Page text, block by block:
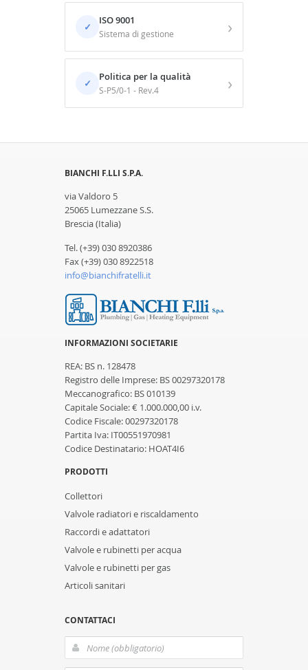
✓
ISO 9001
Sistema di gestione ›
✓
Politica per la qualità
S-P5/0-1 - Rev.4 ›
BIANCHI F.LLI S.P.A.
via Valdoro 5
25065 Lumezzane S.S.
Brescia (Italia)
Tel. (+39) 030 8920386
Fax (+39) 030 8922518
info@bianchifratelli.it
INFORMAZIONI SOCIETARIE
REA: BS n. 128478
Registro delle Imprese: BS 00297320178
Meccanografico: BS 010139
Capitale Sociale: € 1.000.000,00 i.v.
Codice Fiscale: 00297320178
Partita Iva: IT00551970981
Codice Destinatario: HOAT4I6
PRODOTTI
Collettori
Valvole radiatori e riscaldamento
Raccordi e adattatori
Valvole e rubinetti per acqua
Valvole e rubinetti per gas
Articoli sanitari
CONTATTACI